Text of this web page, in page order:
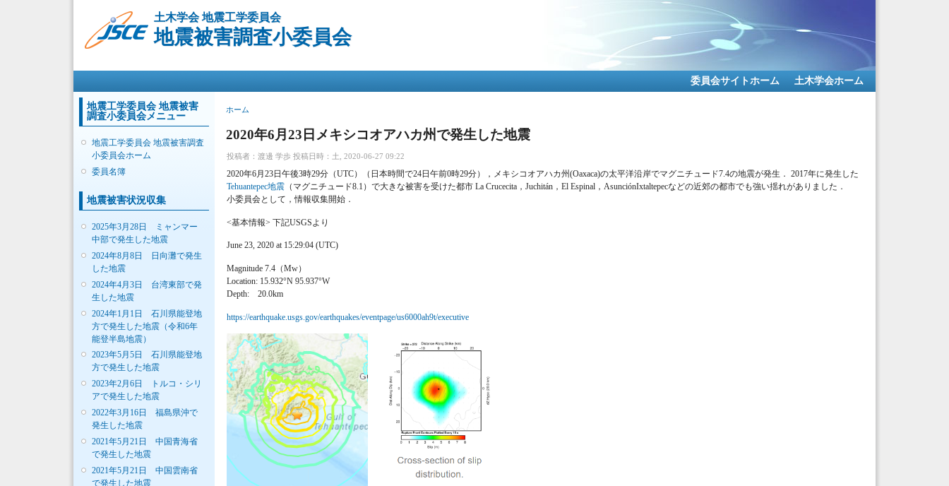
移
動
土木学会 地震工学委員会
地震被害調査小委員会
委員会サイトホーム 土木学会ホーム
地震工学委員会 地震被害
調査小委員会メニュー
地震工学委員会 地震被害調査
小委員会ホーム
委員名簿
地震被害状況収集
2025年3月28日 ミャンマー
中部で発生した地震
2024年8月8日 日向灘で発生
した地震
2024年4月3日 台湾東部で発
生した地震
2024年1月1日 石川県能登地
方で発生した地震（令和6年
能登半島地震）
2023年5月5日 石川県能登地
方で発生した地震
2023年2月6日 トルコ・シリ
アで発生した地震
2022年3月16日 福島県沖で
発生した地震
2021年5月21日 中国青海省
で発生した地震
2021年5月21日 中国雲南省
で発生した地震
現在地
ホーム
2020年6月23日メキシコオアハカ州で発生した地震
投稿者： 渡邊 学歩 投稿日時：土, 2020-06-27 09:22
2020年6月23日午後3時29分（UTC）（日本時間で24日午前0時29分），メキシコオアハカ州(Oaxaca)の太平洋沿岸でマグニチュード7.4の地震が発生． 2017年に発生した
Tehuantepec地震 （マグニチュード8.1）で大きな被害を受けた都市 La Crucecita，Juchitán，El Espinal，AsunciónIxtaltepecなどの近郊の都市でも強い揺れがありました．
小委員会として，情報収集開始．
<基本情報> 下記USGSより
June 23, 2020 at 15:29:04 (UTC)
Magnitude 7.4（Mw）
Location: 15.932°N 95.937°W
Depth: 20.0km
https://earthquake.usgs.gov/earthquakes/eventpage/us6000ah9t/executive